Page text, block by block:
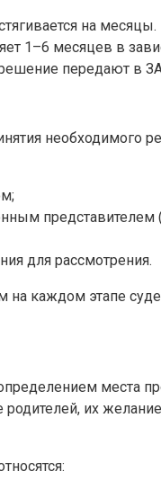
на
1–6 месяцев в
передают в
необходимого
представителем
для рассмотрения.
каждом этапе
места
их